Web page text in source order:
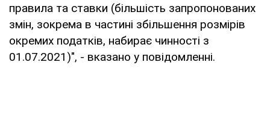
правила та ставки (більшість запропонованих
змін, зокрема в частині збільшення розмірів
окремих податків, набирає чинності з
01.07.2021)", - вказано у повідомленні.